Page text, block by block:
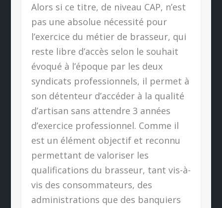
Alors si ce titre, de niveau CAP, n’est
pas une absolue nécessité pour
l’exercice du métier de brasseur, qui
reste libre d’accès selon le souhait
évoqué à l’époque par les deux
syndicats professionnels, il permet à
son détenteur d’accéder à la qualité
d’artisan sans attendre 3 années
d’exercice professionnel. Comme il
est un élément objectif et reconnu
permettant de valoriser les
qualifications du brasseur, tant vis-à-
vis des consommateurs, des
administrations que des banquiers